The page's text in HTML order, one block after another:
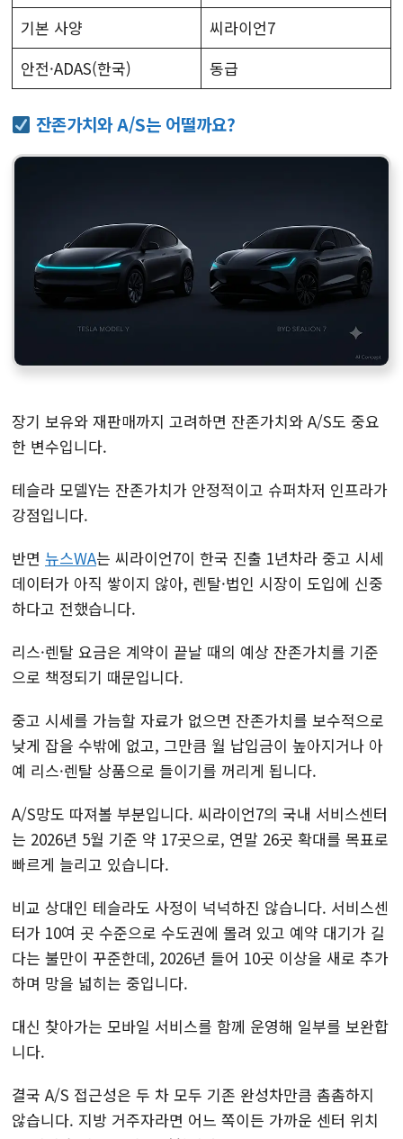
기본 사양
씨라이언7
안전·ADAS(한국)
동급
잔존가치와 A/S는 어떨까요?
장기 보유와 재판매까지 고려하면 잔존가치와 A/S도 중요
한 변수입니다.
테슬라 모델Y는 잔존가치가 안정적이고 슈퍼차저 인프라가
강점입니다.
반면 뉴스WA는 씨라이언7이 한국 진출 1년차라 중고 시세
데이터가 아직 쌓이지 않아, 렌탈·법인 시장이 도입에 신중
하다고 전했습니다.
리스·렌탈 요금은 계약이 끝날 때의 예상 잔존가치를 기준
으로 책정되기 때문입니다.
중고 시세를 가늠할 자료가 없으면 잔존가치를 보수적으로
낮게 잡을 수밖에 없고, 그만큼 월 납입금이 높아지거나 아
예 리스·렌탈 상품으로 들이기를 꺼리게 됩니다.
A/S망도 따져볼 부분입니다. 씨라이언7의 국내 서비스센터
는 2026년 5월 기준 약 17곳으로, 연말 26곳 확대를 목표로
빠르게 늘리고 있습니다.
비교 상대인 테슬라도 사정이 넉넉하진 않습니다. 서비스센
터가 10여 곳 수준으로 수도권에 몰려 있고 예약 대기가 길
다는 불만이 꾸준한데, 2026년 들어 10곳 이상을 새로 추가
하며 망을 넓히는 중입니다.
대신 찾아가는 모바일 서비스를 함께 운영해 일부를 보완합
니다.
결국 A/S 접근성은 두 차 모두 기존 완성차만큼 촘촘하지
않습니다. 지방 거주자라면 어느 쪽이든 가까운 센터 위치